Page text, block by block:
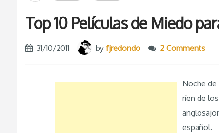
Top 10 Películas de Miedo
31/10/2011 byfjredondo 2 Comments
Noche de
ríen de
español.